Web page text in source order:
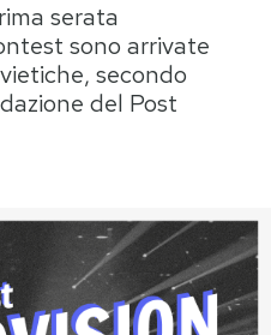
Consumismi
Storie/Idee
Ok Boomer!
Mondiali calcio 2026
serata
sono arrivate
secondo
del Post